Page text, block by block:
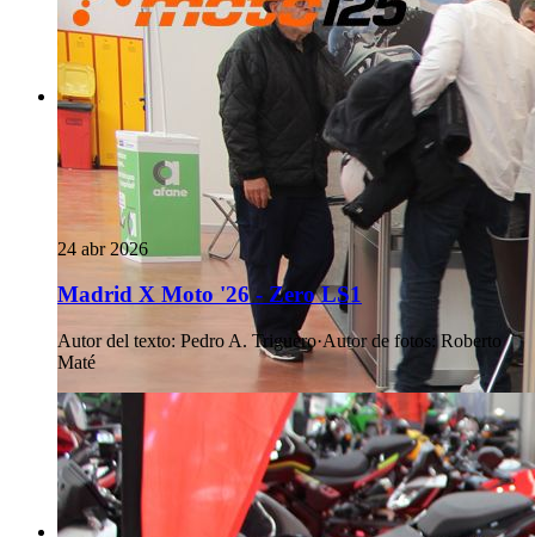
24 abr 2026
Madrid X Moto '26 - Zero LS1
Autor del texto: Pedro A. Triguero·Autor de fotos: Roberto
Maté